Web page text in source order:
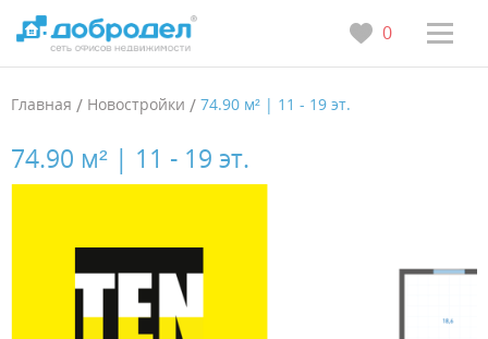
0
Главная / Новостройки / 74.90 м² | 11 - 19 эт.
74.90 м² | 11 - 19 эт.